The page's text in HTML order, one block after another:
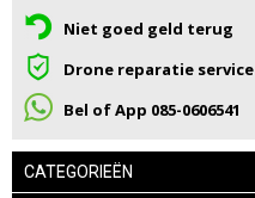
Niet goed geld terug
Drone reparatie service
Bel of App 085-0606541
CATEGORIEËN